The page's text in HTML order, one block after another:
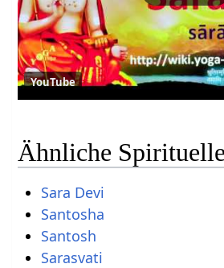
YouTube
Ähnliche
Sara Devi
Santosha
Santosh
Sarasvati